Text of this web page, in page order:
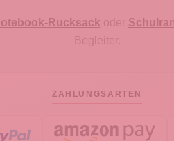
Rucksack oder
Begleiter.
ZAHLUNGSARTEN